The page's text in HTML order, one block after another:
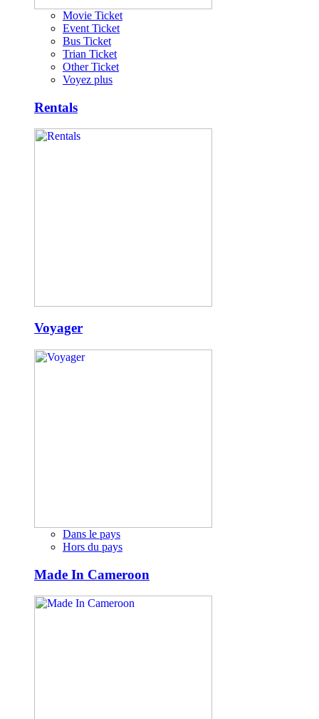
Movie Ticket
Event Ticket
Bus Ticket
Trian Ticket
Other Ticket
Voyez plus
Rentals
Voyager
Dans le pays
Hors du pays
Made In Cameroon